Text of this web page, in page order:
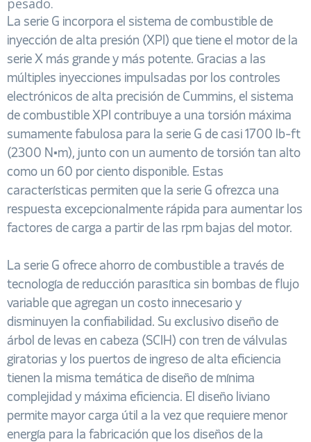
pesado.
La serie G incorpora el sistema de combustible de
inyección de alta presión (XPI) que tiene el motor de la
serie X más grande y más potente. Gracias a las
múltiples inyecciones impulsadas por los controles
electrónicos de alta precisión de Cummins, el sistema
de combustible XPI contribuye a una torsión máxima
sumamente fabulosa para la serie G de casi 1700 lb-ft
(2300 N•m), junto con un aumento de torsión tan alto
como un 60 por ciento disponible. Estas
características permiten que la serie G ofrezca una
respuesta excepcionalmente rápida para aumentar los
factores de carga a partir de las rpm bajas del motor.
La serie G ofrece ahorro de combustible a través de
tecnología de reducción parasítica sin bombas de flujo
variable que agregan un costo innecesario y
disminuyen la confiabilidad. Su exclusivo diseño de
árbol de levas en cabeza (SCIH) con tren de válvulas
giratorias y los puertos de ingreso de alta eficiencia
tienen la misma temática de diseño de mínima
complejidad y máxima eficiencia. El diseño liviano
permite mayor carga útil a la vez que requiere menor
energía para la fabricación que los diseños de la